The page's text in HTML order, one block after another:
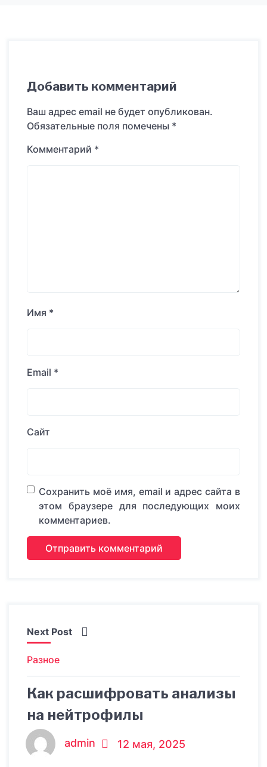
Добавить комментарий
Ваш адрес email не будет опубликован.
Обязательные поля помечены *
Комментарий *
Имя *
Email *
Сайт
Сохранить моё имя, email и адрес сайта в
этом браузере для последующих моих
комментариев.
Next Post
Разное
Как расшифровать анализы
на нейтрофилы
admin 12 мая, 2025